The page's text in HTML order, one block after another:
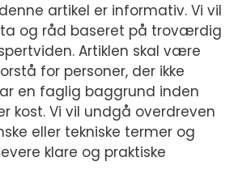
artikel er informativ. Vi vil
og råd baseret på troværdig
Artiklen skal være
for personer, der ikke
en faglig baggrund inden
kost. Vi vil undgå overdreven
eller tekniske termer og
klare og praktiske